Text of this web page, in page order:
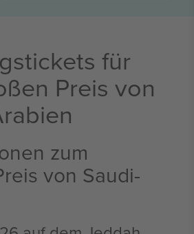
für
Preis von
zum
von Saudi-